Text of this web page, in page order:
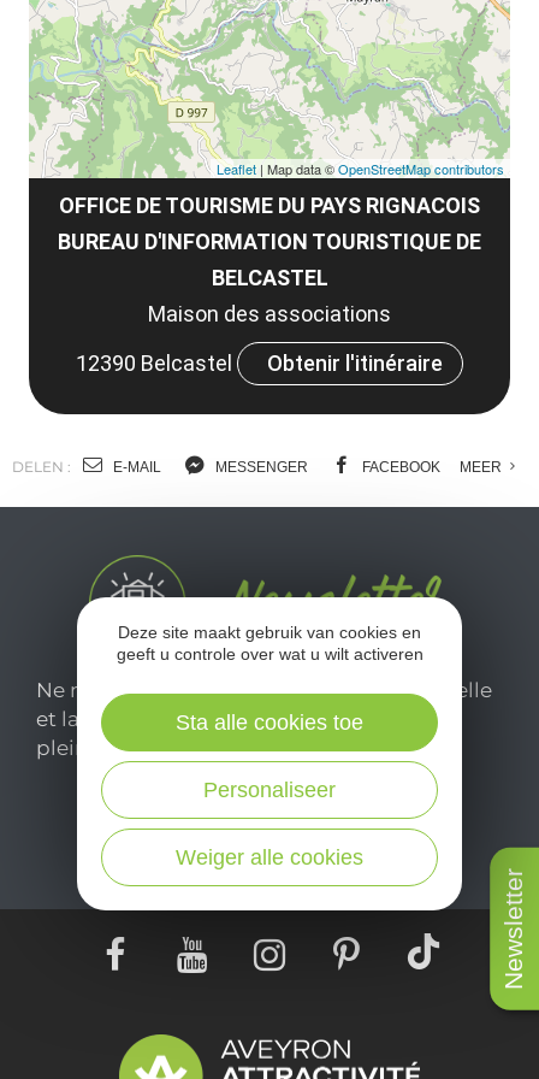
Newsletter
OFFICE DE TOURISME DU PAYS RIGNACOIS
BUREAU D'INFORMATION TOURISTIQUE DE
BELCASTEL
Maison des associations
12390 Belcastel
Obtenir l'itinéraire
Leaflet | Map data ©OpenStreetMap contributors
DELEN : E-MAIL MESSENGER FACEBOOK MEER
Ne manquez pas notre newsletter mensuelle
et laissez-vous inspirer pour profiter
pleinement de votre séjour en Aveyron.
Je m'abonne ici
Deze site maakt gebruik van cookies en
geeft u controle over wat u wilt activeren
Weiger alle cookies
Personaliseer
Sta alle cookies toe